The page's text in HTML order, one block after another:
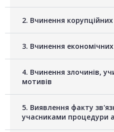
2. Вчинення
3. Вчинення
4. Вчинення злочинів,
мотивів
5. Виявлення факту
учасниками процедури